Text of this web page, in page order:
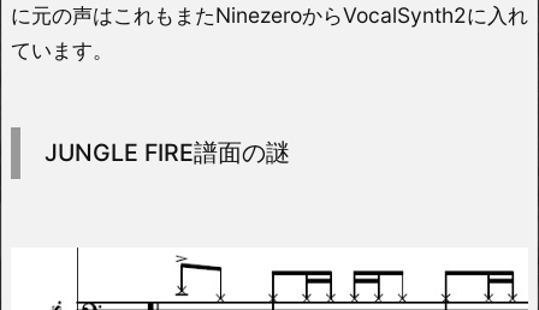
に元の声はこれもまたNinezeroからVocalSynth2に入れ
ています。
JUNGLE FIRE譜面の謎